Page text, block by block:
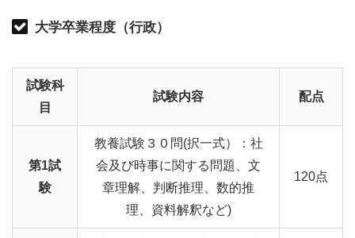
大学卒業程度（行政）
試験科
目
試験内容 配点
第1試
験
教養試験３０問(択一式）：社
会及び時事に関する問題、文
章理解、判断推理、数的推
理、資料解釈など)
120点